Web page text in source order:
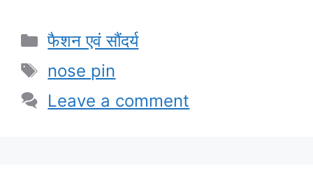
Categories
फैशन एवं सौंदर्य
Tags
nose pin
Leave a comment